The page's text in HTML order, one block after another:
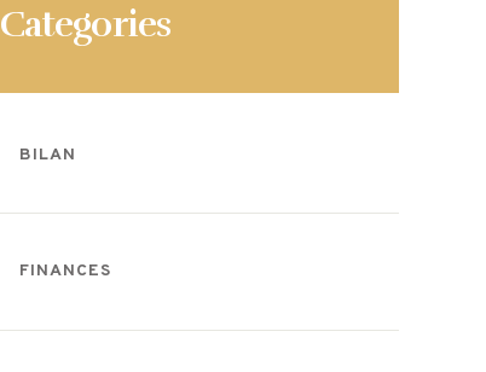
Categories
BILAN
FINANCES